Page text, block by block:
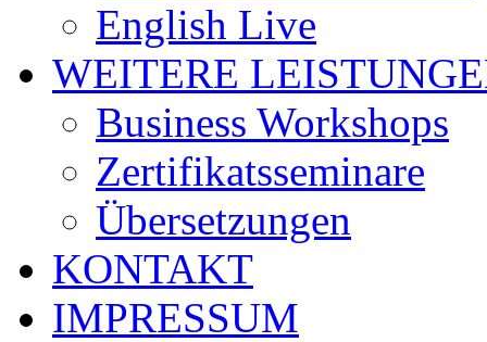
English Live
WEITERE
Business Workshops
Zertifikatsseminare
Übersetzungen
KONTAKT
IMPRESSUM